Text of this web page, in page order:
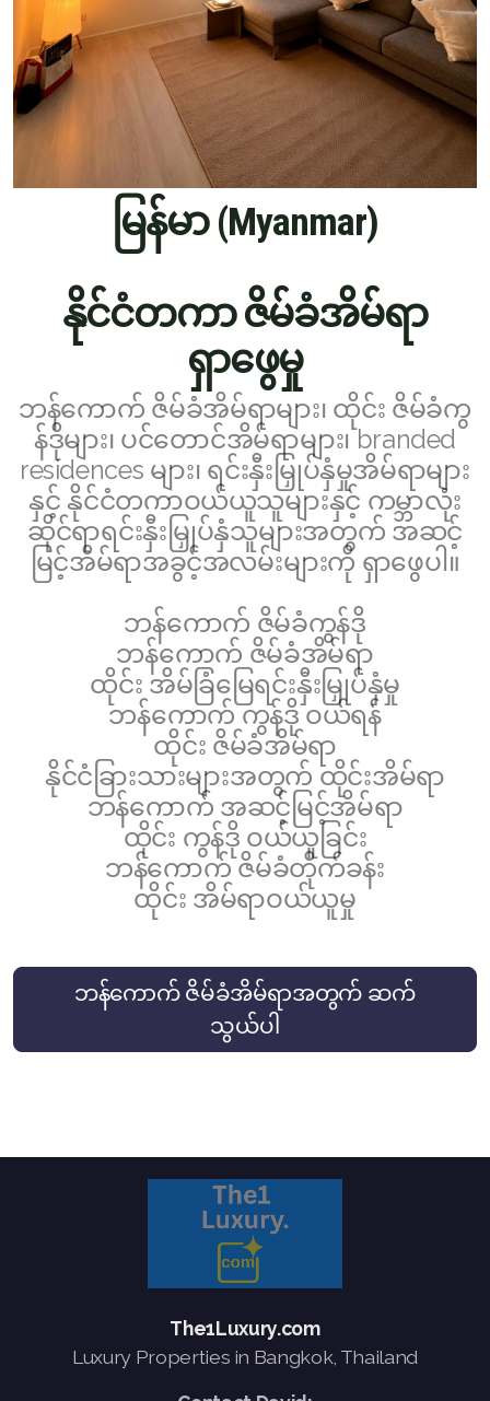
မြန်မာ (Myanmar)
နိုင်ငံတကာ ဇိမ်ခံအိမ်ရာ
ရှာဖွေမှု
ဘန်ကောက် ဇိမ်ခံအိမ်ရာများ၊ ထိုင်း ဇိမ်ခံကွ
န်ဒိုများ၊ ပင်တောင်အိမ်ရာများ၊ branded
residences များ၊ ရင်းနှီးမြှုပ်နှံမှုအိမ်ရာများ
နှင့် နိုင်ငံတကာဝယ်ယူသူများနှင့် ကမ္ဘာလုံး
ဆိုင်ရာရင်းနှီးမြှုပ်နှံသူများအတွက် အဆင့်
မြင့်အိမ်ရာအခွင့်အလမ်းများကို ရှာဖွေပါ။
ဘန်ကောက် ဇိမ်ခံကွန်ဒို
ဘန်ကောက် ဇိမ်ခံအိမ်ရာ
ထိုင်း အိမ်ခြံမြေရင်းနှီးမြှုပ်နှံမှု
ဘန်ကောက် ကွန်ဒို ဝယ်ရန်
ထိုင်း ဇိမ်ခံအိမ်ရာ
နိုင်ငံခြားသားများအတွက် ထိုင်းအိမ်ရာ
ဘန်ကောက် အဆင့်မြင့်အိမ်ရာ
ထိုင်း ကွန်ဒို ဝယ်ယူခြင်း
ဘန်ကောက် ဇိမ်ခံတိုက်ခန်း
ထိုင်း အိမ်ရာဝယ်ယူမှု
ဘန်ကောက် ဇိမ်ခံအိမ်ရာအတွက် ဆက်
သွယ်ပါ
The1Luxury.com
Luxury Properties in Bangkok, Thailand
Chinese Simplified
Chinese Traditional
Arabic
Russian
Japanese
Korean